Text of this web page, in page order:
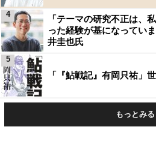
「テーマの研究不正は、
った経験が基になってい
井圭也氏
4
「『鮎戦記』有岡只祐」
5
もっとみる